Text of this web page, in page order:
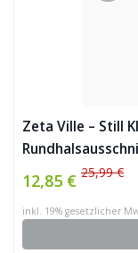
Zeta Ville – Still
12,85 € 25,99 €
inkl. 19% gesetzlicher